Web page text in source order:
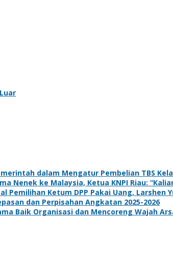
dalam Mengatur Pembelian TBS
Nenek ke Malaysia, Ketua KNPI Riau:
Pemilihan Ketum DPP Pakai Uang, Larshen
dan Perpisahan Angkatan 2025-2026
Baik Organisasi dan Mencoreng Wajah